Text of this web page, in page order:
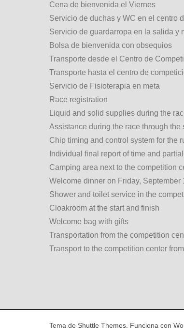
Cena de bienvenida el Viernes
Servicio de duchas y WC en el centro
Servicio de guardarropa en la salida y
Bolsa de bienvenida con obsequios
Transporte desde el Centro de
Transporte hasta el centro de
Servicio de Fisioterapia en meta
Race registration
Liquid and solid supplies during the
Assistance during the race through
Chip timing and control system for the
Individual final report of time and partial
Camping area next to the competition
Welcome dinner on Friday, September
Shower and toilet service in the
Cloakroom at the start and finish
Welcome bag with gifts
Transportation from the competition
Transport to the competition center
Tema de Shuttle Themes . Funciona con